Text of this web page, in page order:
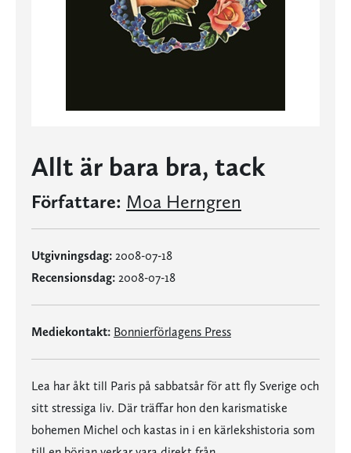
Allt är bara bra, tack
Författare: Moa Herngren
Utgivningsdag: 2008-07-18
Recensionsdag: 2008-07-18
Mediekontakt: Bonnierförlagens Press
Lea har åkt till Paris på sabbatsår för att fly Sverige och
sitt stressiga liv. Där träffar hon den karismatiske
bohemen Michel och kastas in i en kärlekshistoria som